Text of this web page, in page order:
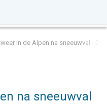
in de Alpen na sneeuwval -
na sneeuwval